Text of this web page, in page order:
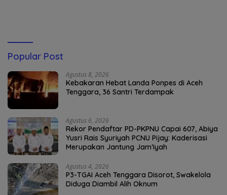
Popular Post
Agustus 8, 2026
Kebakaran Hebat Landa Ponpes di Aceh
Tenggara, 36 Santri Terdampak
Agustus 6, 2026
Rekor Pendaftar PD-PKPNU Capai 607, Abiya
Yusri Rais Syuriyah PCNU Pijay: Kaderisasi
Merupakan Jantung Jam’iyah
Agustus 4, 2026
P3-TGAI Aceh Tenggara Disorot, Swakelola
Diduga Diambil Alih Oknum